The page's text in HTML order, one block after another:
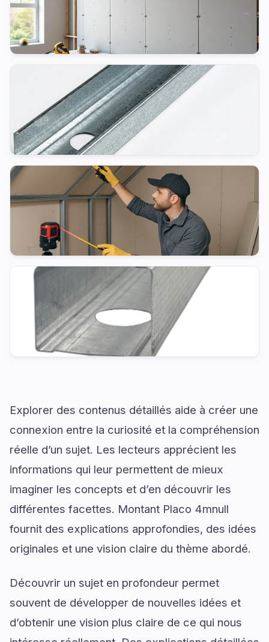
Explorer des contenus détaillés aide à créer une
connexion entre la curiosité et la compréhension
réelle d’un sujet. Les lecteurs apprécient les
informations qui leur permettent de mieux
imaginer les concepts et d’en découvrir les
différentes facettes. Montant Placo 4mnull
fournit des explications approfondies, des idées
originales et une vision claire du thème abordé.
Découvrir un sujet en profondeur permet
souvent de développer de nouvelles idées et
d’obtenir une vision plus claire de ce qui nous